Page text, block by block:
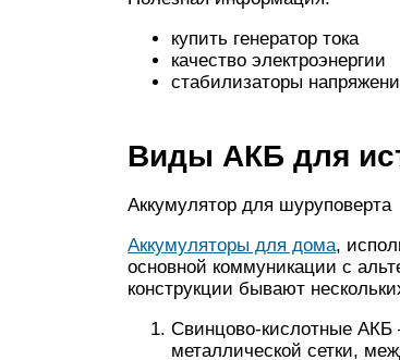
купить генератор тока
качество электроэнергии
стабилизаторы
Виды АКБ для
Аккумулятор для шуруповерта
Аккумуляторы для дома,
основной коммуникации с
конструкции бывают
Свинцово-кислотные АКБ
металлической сетки,